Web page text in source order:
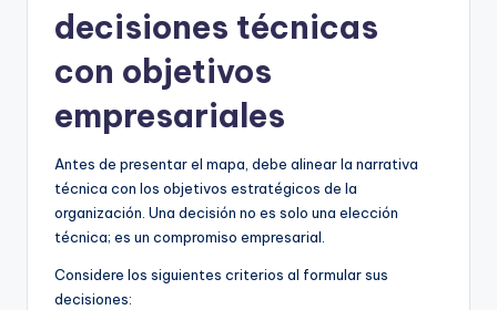
decisiones técnicas
con objetivos
empresariales
Antes de presentar el mapa, debe alinear la narrativa
técnica con los objetivos estratégicos de la
organización. Una decisión no es solo una elección
técnica; es un compromiso empresarial.
Considere los siguientes criterios al formular sus
decisiones: